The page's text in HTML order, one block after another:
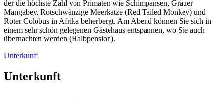
der die höchste Zahl von Primaten wie Schimpansen, Grauer
Mangabey, Rotschwänzige Meerkatze (Red Tailed Monkey) und
Roter Colobus in Afrika beherbergt. Am Abend können Sie sich in
einem sehr schön gelegenen Gästehaus entspannen, wo Sie auch
übernachten werden (Halbpension).
Unterkunft
Unterkunft